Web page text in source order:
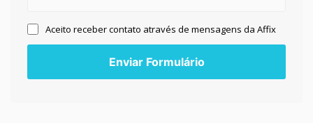
Aceito receber contato através de mensagens da Affix